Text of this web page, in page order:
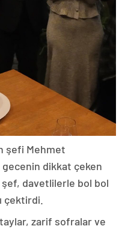
şefi Mehmet
gecenin dikkat çeken
şef, davetlilerle bol bol
çektirdi.
zarif sofralar ve